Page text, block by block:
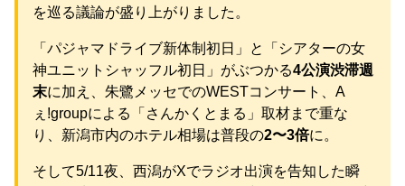
【完全まとめ】がん保険・医療保険は必要？｜ガル民の本
音とリアル体験談を徹底整理
NEW!
【悲報】 町のお弁当屋さん「申し訳ないが消費税1%になっ
たらその分商品代を値上げするわ」 NEW!
元AKB社長、22億円申告漏れ 乃木坂46運営会社の株式を
パチンコ京楽産業に譲渡【ノース・リバー】【窪田康志】
元AKB社長、22億円申告漏れ 乃木坂46運営会社の株式を
パチンコ京楽産業に譲渡【ノース・リバー】【窪田康志】
を巡る議論が盛り上がりました。
「パジャマドライブ新体制初日」と「シアターの女
神ユニットシャッフル初日」がぶつかる4公演渋滞週
末に加え、朱鷺メッセでのWESTコンサート、A
ぇ!groupによる「さんかくとまる」取材まで重な
り、新潟市内のホテル相場は普段の2〜3倍に。
そして5/11夜、西潟がXでラジオ出演を告知した瞬